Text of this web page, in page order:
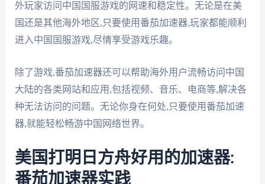
外玩家访问中国国服游戏的网速和稳定性。无论是在美
国还是其他海外地区,只要使用番茄加速器,玩家都能顺利
进入中国国服游戏,尽情享受游戏乐趣。
除了游戏,番茄加速器还可以帮助海外用户流畅访问中国
大陆的各类网站和应用,包括视频、音乐、电商等,解决各
种无法访问的问题。无论你身在何处,只要使用番茄加速
器,就能轻松畅游中国网络世界。
美国打明日方舟好用的加速器:
番茄加速器实践